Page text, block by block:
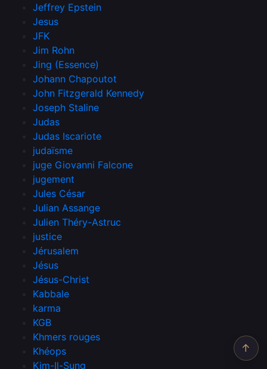
Jeffrey Epstein
Jesus
JFK
Jim Rohn
Jing (Essence)
Johann Chapoutot
John Fitzgerald Kennedy
Joseph Staline
Judas
Judas Iscariote
judaïsme
juge Giovanni Falcone
jugement
Jules César
Julian Assange
Julien Théry-Astruc
justice
Jérusalem
Jésus
Jésus-Christ
Kabbale
karma
KGB
Khmers rouges
Khéops
Kim-Il-Sung
↑